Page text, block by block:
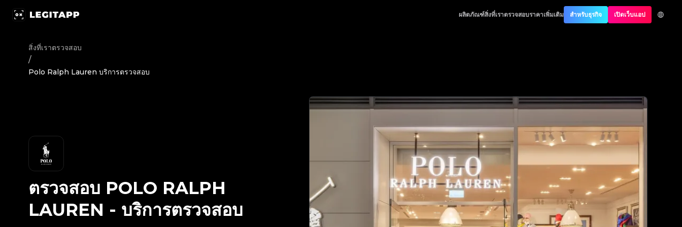
ผลิตภัณฑ์สิ่งที่เราตรวจสอบราคาเพิ่มเติม สำหรับธุรกิจ เปิดเว็บแอป
สิ่งที่เราตรวจสอบ
/
Polo Ralph Lauren บริการตรวจสอบ
ตรวจสอบ POLO RALPH
LAUREN - บริการตรวจสอบ